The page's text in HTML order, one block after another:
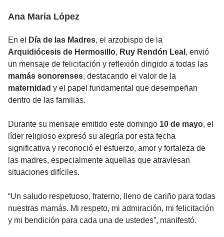
Ana María López
En el Día de las Madres, el arzobispo de la
Arquidiócesis de Hermosillo, Ruy Rendón Leal , envió
un mensaje de felicitación y reflexión dirigido a todas las
mamás sonorenses, destacando el valor de la
maternidad y el papel fundamental que desempeñan
dentro de las familias.
Durante su mensaje emitido este domingo 10 de mayo, el
líder religioso expresó su alegría por esta fecha
significativa y reconoció el esfuerzo, amor y fortaleza de
las madres, especialmente aquellas que atraviesan
situaciones difíciles.
“Un saludo respetuoso, fraterno, lleno de cariño para todas
nuestras mamás. Mi respeto, mi admiración, mi felicitación
y mi bendición para cada una de ustedes”, manifestó.